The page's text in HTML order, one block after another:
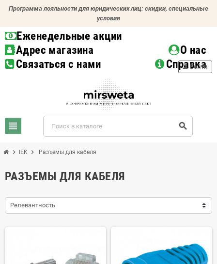
Программа лояльности для юридических лиц: скидки, специальные
условия
Еженедельные акции
Адрес магазина
О нас
Связаться с нами
Справка
view_headline search
person Войти
chevron_right IEK chevron_right Разъемы для кабеля
РАЗЪЕМЫ ДЛЯ КАБЕЛЯ
Релевантность